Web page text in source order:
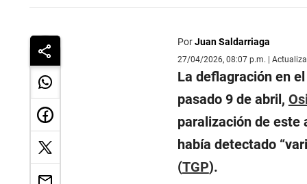
PorJuan Saldarriaga
27/04/2026, 08:07 p.m. |
La deflagración en
pasado 9 de abril,
paralización de este
había detectado
(TGP).